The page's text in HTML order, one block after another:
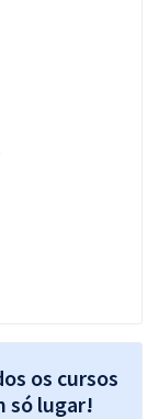
os cursos
só lugar!